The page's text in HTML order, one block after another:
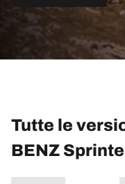
Tutte le
BENZ